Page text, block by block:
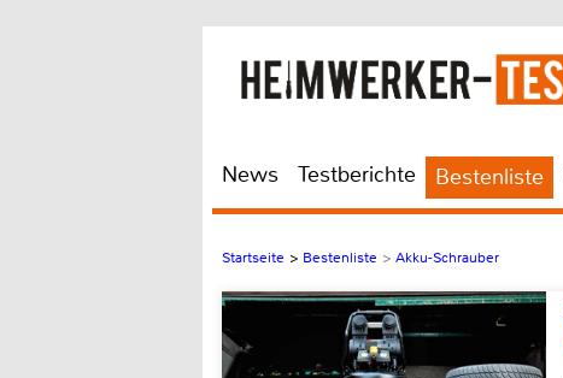
News Testberichte Bestenliste
Startseite > Bestenliste > Akku-Schrauber